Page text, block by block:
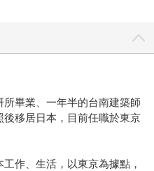
畢業、一年半的台南建築師
移居日本，目前任職於東京
作、生活，以東京為據點，